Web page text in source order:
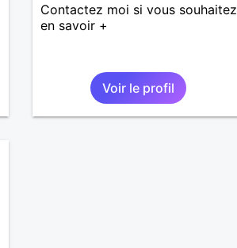
Contactez moi si vous souhaitez
en savoir +
Voir le profil